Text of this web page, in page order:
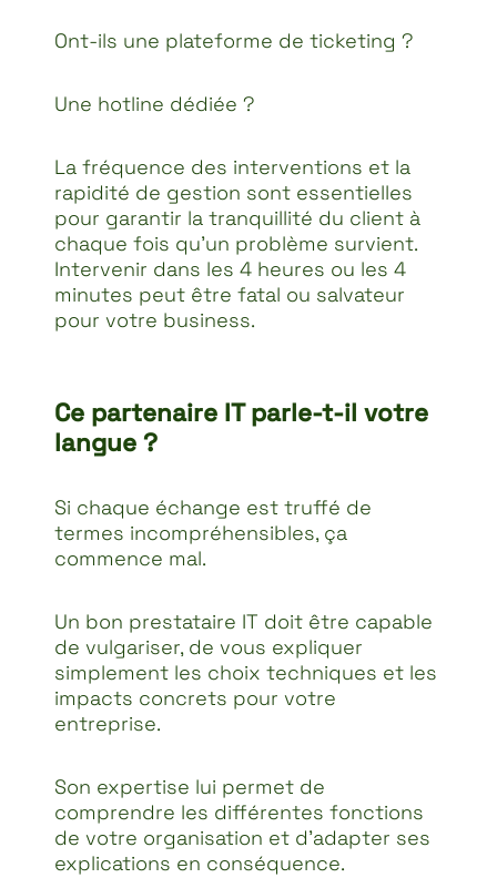
Ont-ils une plateforme de ticketing ?
Une hotline dédiée ?
La fréquence des interventions et la
rapidité de gestion sont essentielles
pour garantir la tranquillité du client à
chaque fois qu’un problème survient.
Intervenir dans les 4 heures ou les 4
minutes peut être fatal ou salvateur
pour votre business.
Ce partenaire IT parle-t-il votre
langue ?
Si chaque échange est truffé de
termes incompréhensibles, ça
commence mal.
Un bon prestataire IT doit être capable
de vulgariser, de vous expliquer
simplement les choix techniques et les
impacts concrets pour votre
entreprise.
Son expertise lui permet de
comprendre les différentes fonctions
de votre organisation et d’adapter ses
explications en conséquence.